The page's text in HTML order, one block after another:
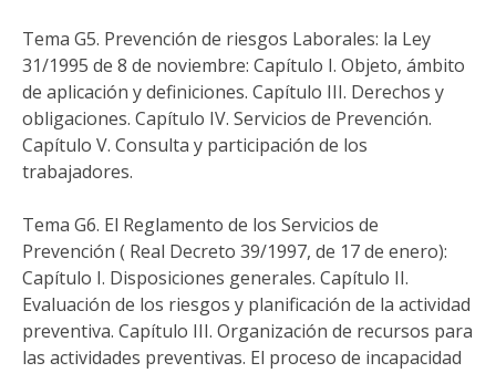
Tema G5. Prevención de riesgos Laborales: la Ley
31/1995 de 8 de noviembre: Capítulo I. Objeto, ámbito
de aplicación y definiciones. Capítulo III. Derechos y
obligaciones. Capítulo IV. Servicios de Prevención.
Capítulo V. Consulta y participación de los
trabajadores.
Tema G6. El Reglamento de los Servicios de
Prevención ( Real Decreto 39/1997, de 17 de enero):
Capítulo I. Disposiciones generales. Capítulo II.
Evaluación de los riesgos y planificación de la actividad
preventiva. Capítulo III. Organización de recursos para
las actividades preventivas. El proceso de incapacidad